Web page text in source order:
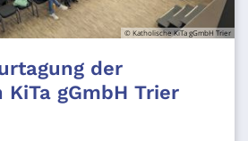
© Katholische KiTa gGmbH Trier
der
gGmbH Trier